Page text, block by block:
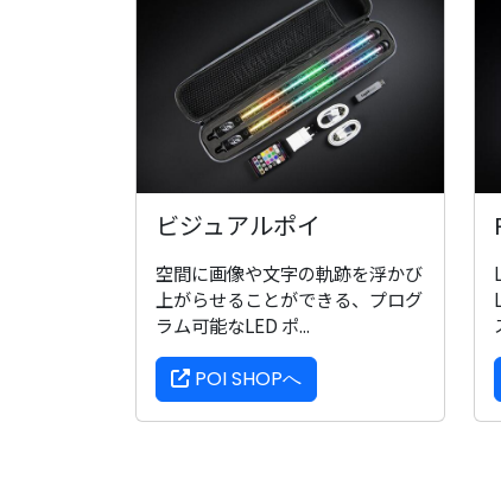
ビジュアルポイ
空間に画像や文字の軌跡を浮かび
上がらせることができる、プログ
ラム可能なLED ポ...
POI SHOPへ